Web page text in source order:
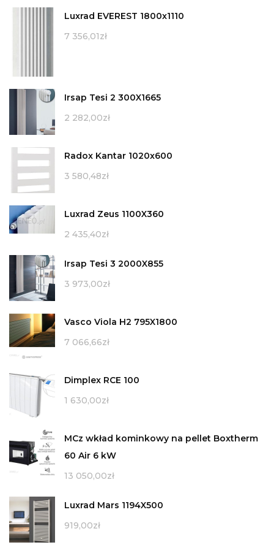
Luxrad EVEREST 1800x1110
7 356,01zł
Irsap Tesi 2 300X1665
2 282,00zł
Radox Kantar 1020x600
3 580,48zł
Luxrad Zeus 1100X360
2 435,40zł
Irsap Tesi 3 2000X855
3 973,00zł
Vasco Viola H2 795X1800
7 066,66zł
Dimplex RCE 100
1 630,00zł
MCz wkład kominkowy na pellet Boxtherm
60 Air 6 kW
13 050,00zł
Luxrad Mars 1194X500
919,00zł